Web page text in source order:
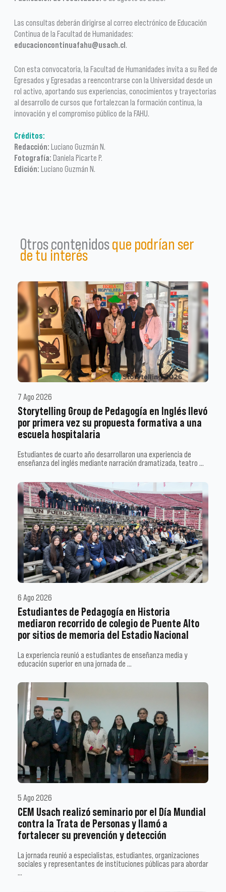
Las consultas deberán dirigirse al correo electrónico de Educación
Continua de la Facultad de Humanidades:
educacioncontinuafahu@usach.cl
Con esta convocatoria, la Facultad de Humanidades invita a su Red de
Egresados y Egresadas a reencontrarse con la Universidad desde un
rol activo, aportando sus experiencias, conocimientos y trayectorias
al desarrollo de cursos que fortalezcan la formación continua, la
innovación y el compromiso público de la FAHU.
Créditos:
Redacción: Luciano Guzmán N.
Fotografía: Daniela Picarte P.
Edición: Luciano Guzmán N.
Otros contenidosque podrían ser
de tu interés
7 Ago 2026
Storytelling Group de Pedagogía en Inglés llevó
por primera vez su propuesta formativa a una
escuela hospitalaria
Estudiantes de cuarto año desarrollaron una experiencia de
enseñanza del inglés mediante narración dramatizada, teatro …
6 Ago 2026
Estudiantes de Pedagogía en Historia
mediaron recorrido de colegio de Puente Alto
por sitios de memoria del Estadio Nacional
La experiencia reunió a estudiantes de enseñanza media y
educación superior en una jornada de …
5 Ago 2026
CEM Usach realizó seminario por el Día Mundial
contra la Trata de Personas y llamó a
fortalecer su prevención y detección
La jornada reunió a especialistas, estudiantes, organizaciones
sociales y representantes de instituciones públicas para abordar
…